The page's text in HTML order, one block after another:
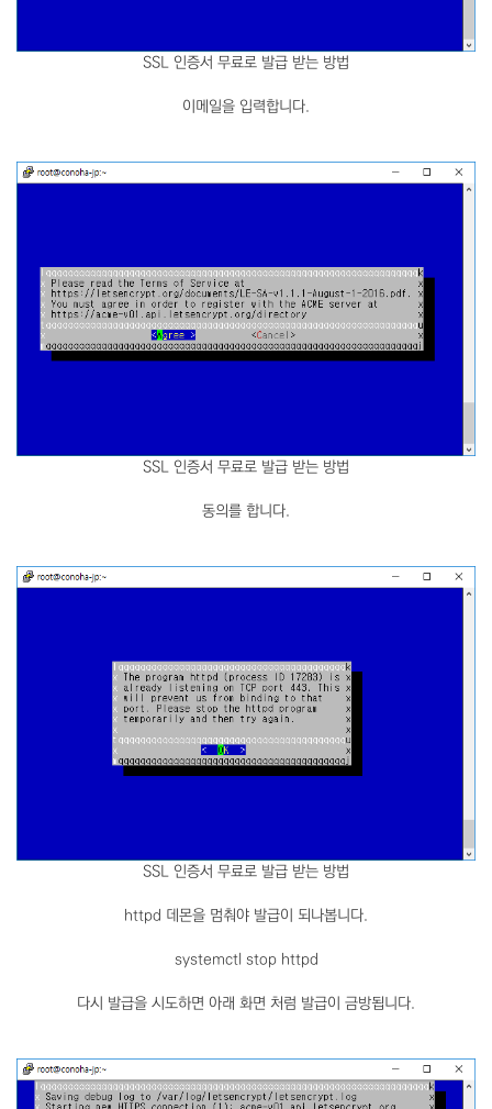
SSL 인증서 무료로 발급 받는 방법
이메일을 입력합니다.
SSL 인증서 무료로 발급 받는 방법
동의를 합니다.
SSL 인증서 무료로 발급 받는 방법
httpd 데몬을 멈춰야 발급이 되나봅니다.
systemctl stop httpd
다시 발급을 시도하면 아래 화면 처럼 발급이 금방됩니다.